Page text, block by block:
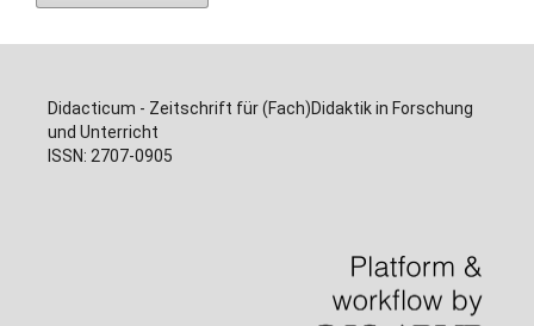
Didacticum - Zeitschrift für (Fach)Didaktik in Forschung
und Unterricht
ISSN: 2707-0905